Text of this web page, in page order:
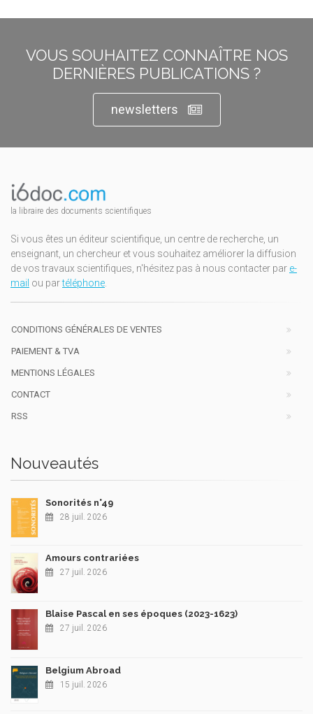
VOUS SOUHAITEZ CONNAÎTRE NOS
DERNIÈRES PUBLICATIONS ?
newsletters
la libraire des documents scientifiques
Si vous êtes un éditeur scientifique, un centre de recherche, un
enseignant, un chercheur et vous souhaitez améliorer la diffusion
de vos travaux scientifiques, n'hésitez pas à nous contacter par e-
mail ou partéléphone
CONDITIONS GÉNÉRALES DE VENTES
PAIEMENT & TVA
MENTIONS LÉGALES
CONTACT
RSS
Nouveautés
Sonorités n°49
28 juil. 2026
Amours contrariées
27 juil. 2026
Blaise Pascal en ses époques (2023-1623)
27 juil. 2026
Belgium Abroad
15 juil. 2026